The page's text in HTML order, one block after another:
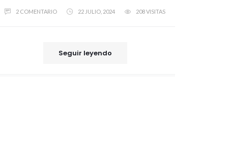
2 COMENTARIO 22 JULIO, 2024 208 VISITAS
Seguir leyendo